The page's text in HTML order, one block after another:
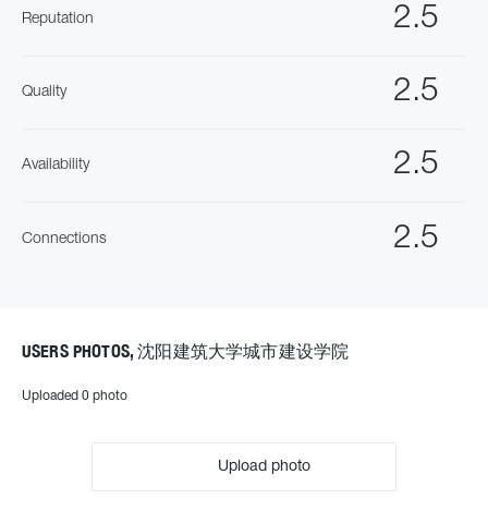
2.5
Reputation
2.5
Quality
2.5
Availability
2.5
Connections
USERS PHOTOS, 沈阳建筑大学城市建设学院
Uploaded 0 photo
Upload photo